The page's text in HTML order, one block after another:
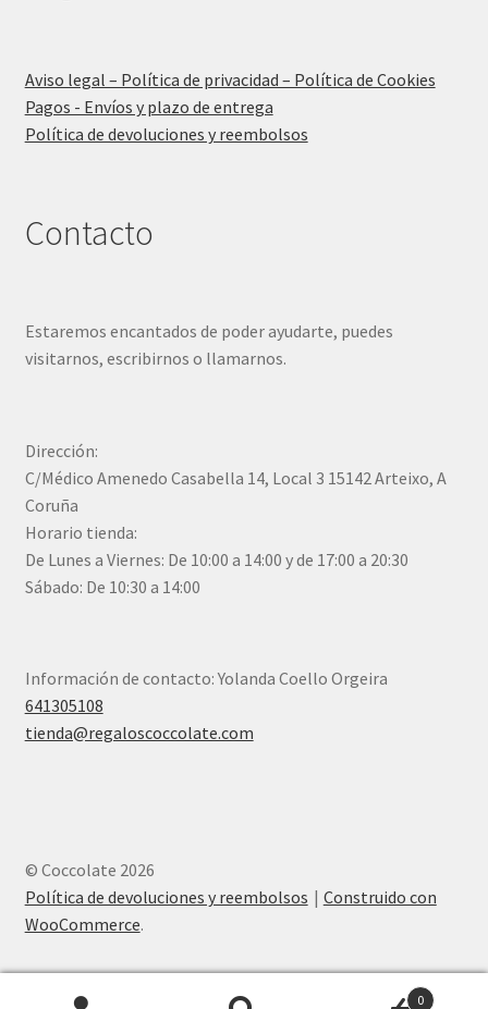
Aviso legal – Política de privacidad – Política de Cookies
Pagos - Envíos y plazo de entrega
Política de devoluciones y reembolsos
Contacto
Estaremos encantados de poder ayudarte, puedes
visitarnos, escribirnos o llamarnos.
Dirección:
C/Médico Amenedo Casabella 14, Local 3 15142 Arteixo, A
Coruña
Horario tienda:
De Lunes a Viernes: De 10:00 a 14:00 y de 17:00 a 20:30
Sábado: De 10:30 a 14:00
Información de contacto: Yolanda Coello Orgeira
641305108
tienda@regaloscoccolate.com
© Coccolate 2026
Política de devoluciones y reembolsos
Construido con
WooCommerce.
0